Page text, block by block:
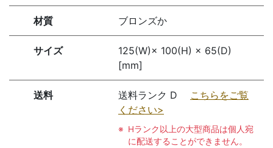
材質 ブロンズか
サイズ
125(W)× 100(H) × 65(D)
[mm]
送料 送料ランク D こちらをご覧
ください>
Hランク以上の大型商品は個人宛
に配送することができません。